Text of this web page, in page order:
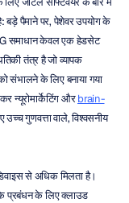
पैमाने पर, पेशेवर उपयोग के
समाधान केवल एक हेडसेट
तंत्र है जो व्यापक
संभालने के लिए बनाया गया
न्यूरोमार्केटिंग और brain-
गुणवत्ता वाले, विश्वसनीय
से अधिक मिलता है।
प्रबंधन के लिए क्लाउड